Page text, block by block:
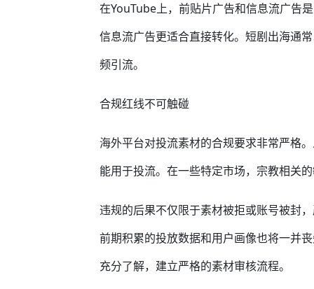
在YouTube上，前贴片广告和信息流广告
信息流广告更适合直接转化。短剧出海通
频引流。
合规红线不可触碰
海外平台对投流素材的合规要求非常严格
能用于投流。在一些特定市场，宗教相关
违规的后果不仅限于素材被拒或账号被封
前期积累的投放数据和用户画像也将一并
充分了解，建立严格的素材审核流程。